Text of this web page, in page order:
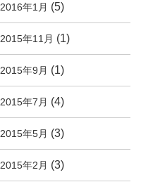
2016年1月 (5)
2015年11月 (1)
2015年9月 (1)
2015年7月 (4)
2015年5月 (3)
2015年2月 (3)